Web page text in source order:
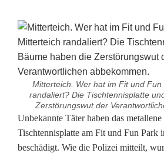
Mitterteich. Wer hat im Fit und
randaliert? Die Tischtennisplatte
Zerstörungswut der
R
a
Unbekannte Täter haben das
Tischtennisplatte am Fit und Fun Park
beschädigt. Wie die Polizei mitteilt,